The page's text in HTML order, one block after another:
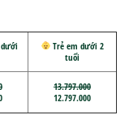
Trẻ em dưới 2
tuổi
13.797.000
12.797.000